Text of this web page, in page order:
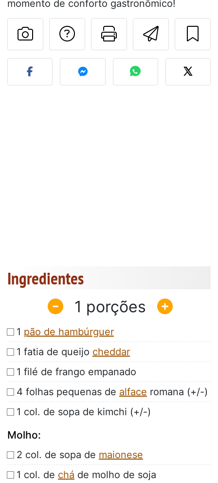
momento de conforto gastronômico!
Imprima
Falar com o autor
Fez esta receita?
Ingredientes
1
1 pão de hambúrguer
1 fatia de queijo cheddar
1 filé de frango empanado
4 folhas pequenas de alface romana (+/-)
1 col. de sopa de kimchi (+/-)
Molho:
2 col. de sopa de maionese
1 col. de chá de molho de soja